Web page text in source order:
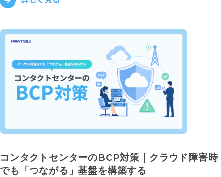
コンタクトセンターのBCP対策｜クラウド障害時
でも「つながる」基盤を構築する